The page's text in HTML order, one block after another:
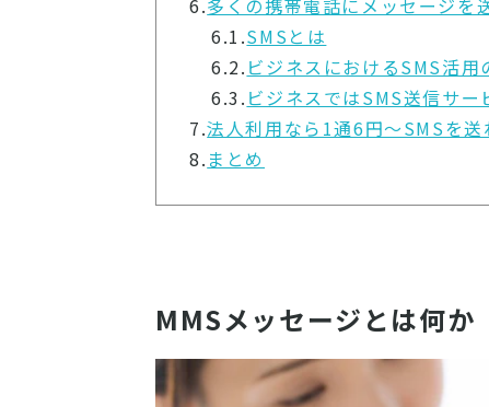
6.多くの携帯電話にメッセージを
6.1.SMSとは
6.2. ビジネスにおけるSMS活用
6.3. ビジネスではSMS送信サー
7.法人利用なら1通6円～SMSを
8. まとめ
MMSメッセージとは何か